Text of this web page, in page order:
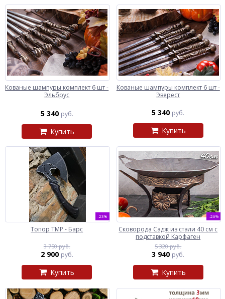
Кованые шампуры комплект 6 шт -
Эльбрус
5 340 руб.
Купить
Кованые шампуры комплект 6 шт -
Эверест
5 340 руб.
Купить
-23%
Топор ТМР - Барс
3 750 руб.
2 900 руб.
Купить
-26%
Сковорода Садж из стали 40 см с
подставкой Карфаген
5 320 руб.
3 940 руб.
Купить